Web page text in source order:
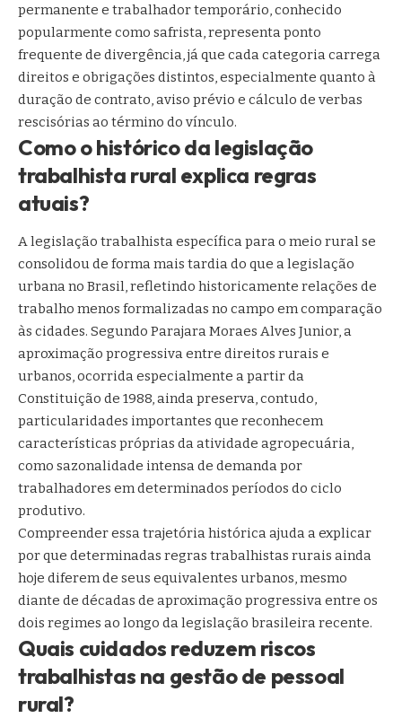
permanente e trabalhador temporário, conhecido
popularmente como safrista, representa ponto
frequente de divergência, já que cada categoria carrega
direitos e obrigações distintos, especialmente quanto à
duração de contrato, aviso prévio e cálculo de verbas
rescisórias ao término do vínculo.
Como o histórico da legislação
trabalhista rural explica regras
atuais?
A legislação trabalhista específica para o meio rural se
consolidou de forma mais tardia do que a legislação
urbana no Brasil, refletindo historicamente relações de
trabalho menos formalizadas no campo em comparação
às cidades. Segundo Parajara Moraes Alves Junior, a
aproximação progressiva entre direitos rurais e
urbanos, ocorrida especialmente a partir da
Constituição de 1988, ainda preserva, contudo,
particularidades importantes que reconhecem
características próprias da atividade agropecuária,
como sazonalidade intensa de demanda por
trabalhadores em determinados períodos do ciclo
produtivo.
Compreender essa trajetória histórica ajuda a explicar
por que determinadas regras trabalhistas rurais ainda
hoje diferem de seus equivalentes urbanos, mesmo
diante de décadas de aproximação progressiva entre os
dois regimes ao longo da legislação brasileira recente.
Quais cuidados reduzem riscos
trabalhistas na gestão de pessoal
rural?